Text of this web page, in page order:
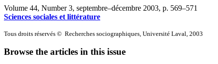
Volume 44, Number 3, septembre–décembre 2003, p. 569–571
Sciences sociales et littérature
Tous droits réservés © Recherches sociographiques, Université Laval, 2003
Browse the articles in this issue